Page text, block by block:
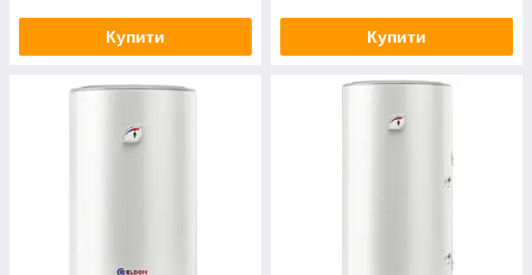
Купити Купити